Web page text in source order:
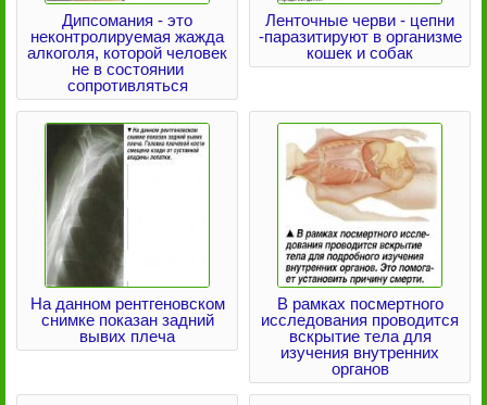
Дипсомания - это
неконтролируемая жажда
алкоголя, которой человек
не в состоянии
сопротивляться
Ленточные черви - цепни
-паразитируют в организме
кошек и собак
На данном рентгеновском
снимке показан задний
вывих плеча
В рамках посмертного
исследования проводится
вскрытие тела для
изучения внутренних
органов